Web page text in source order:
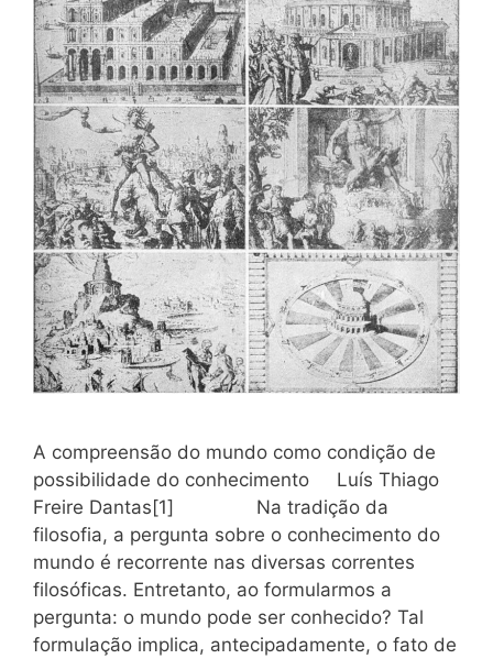
A compreensão do mundo como condição de
possibilidade do conhecimento Luís Thiago
Freire Dantas[1] Na tradição da
filosofia, a pergunta sobre o conhecimento do
mundo é recorrente nas diversas correntes
filosóficas. Entretanto, ao formularmos a
pergunta: o mundo pode ser conhecido? Tal
formulação implica, antecipadamente, o fato de